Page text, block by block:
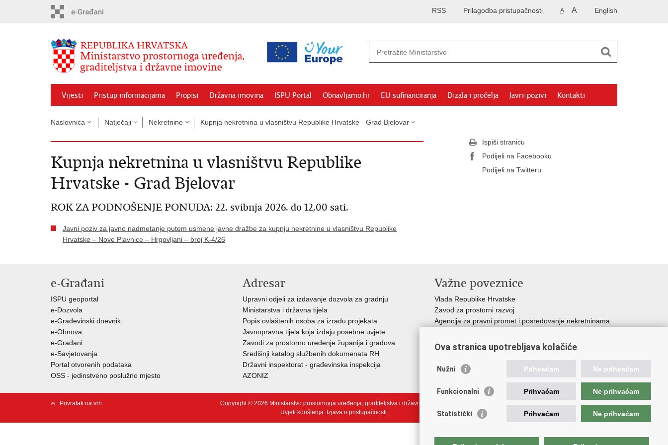
English
A A
Prilagodba pristupačnosti
RSS
Vijesti Pristup informacijama Propisi Državna imovina ISPU Portal Obnavljamo.hr EU sufinanciranja Dizala i pročelja Javni pozivi Kontakti
Naslovnica Natječaji Nekretnine Kupnja nekretnina u vlasništvu Republike Hrvatske - Grad Bjelovar
Kupnja nekretnina u vlasništvu Republike
Hrvatske - Grad Bjelovar
ROK ZA PODNOŠENJE PONUDA: 22. svibnja 2026. do 12,00 sati.
Javni poziv za javno nadmetanje putem usmene javne dražbe za kupnju nekretnine u vlasništvu Republike
Hrvatske – Nove Plavnice – Hrgovljani – broj K-4/26
Ispiši stranicu
Podijeli na Facebooku
Podijeli na Twitteru
e-Građani
ISPU geoportal
e-Dozvola
e-Građevinski dnevnik
e-Obnova
e-Građani
e-Savjetovanja
Portal otvorenih podataka
OSS - jedinstveno poslužno mjesto
Adresar
Upravni odjeli za izdavanje dozvola za gradnju
Ministarstva i državna tijela
Popis ovlaštenih osoba za izradu projekata
Javnopravna tijela koja izdaju posebne uvjete
Zavodi za prostorno uređenje županija i gradova
Središnji katalog službenih dokumenata RH
Državni inspektorat - građevinska inspekcija
AZONIZ
Važne poveznice
Vlada Republike Hrvatske
Zavod za prostorni razvoj
Agencija za pravni promet i posredovanje nekretninama
Fond za zaštitu okoliša i energetsku učinkovitost
Centar za restrukturiranje i prodaju (CERP)
Državne nekretnine d.o.o.
Povratak na vrh
Copyright © 2026 Ministarstvo prostornoga uređenja, graditeljstva i državne imovine.
Uvjeti korištenja. Izjava o pristupačnosti.
Ova stranica upotrebljava kolačiće
Nužni Prihvaćam Ne prihvaćam
Funkcionalni Prihvaćam Ne prihvaćam
Statistički Prihvaćam Ne prihvaćam